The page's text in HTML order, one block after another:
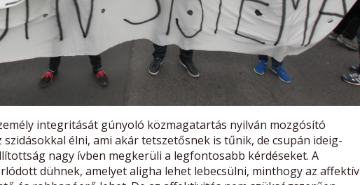
integritását gúnyoló közmagatartás nyilván mozgósító
élni, ami akár tetszetősnek is tűnik, de csupán ideig-
nagy ívben megkerüli a legfontosabb kérdéseket. A
dühnek, amelyet aligha lehet lebecsülni, minthogy az affektív